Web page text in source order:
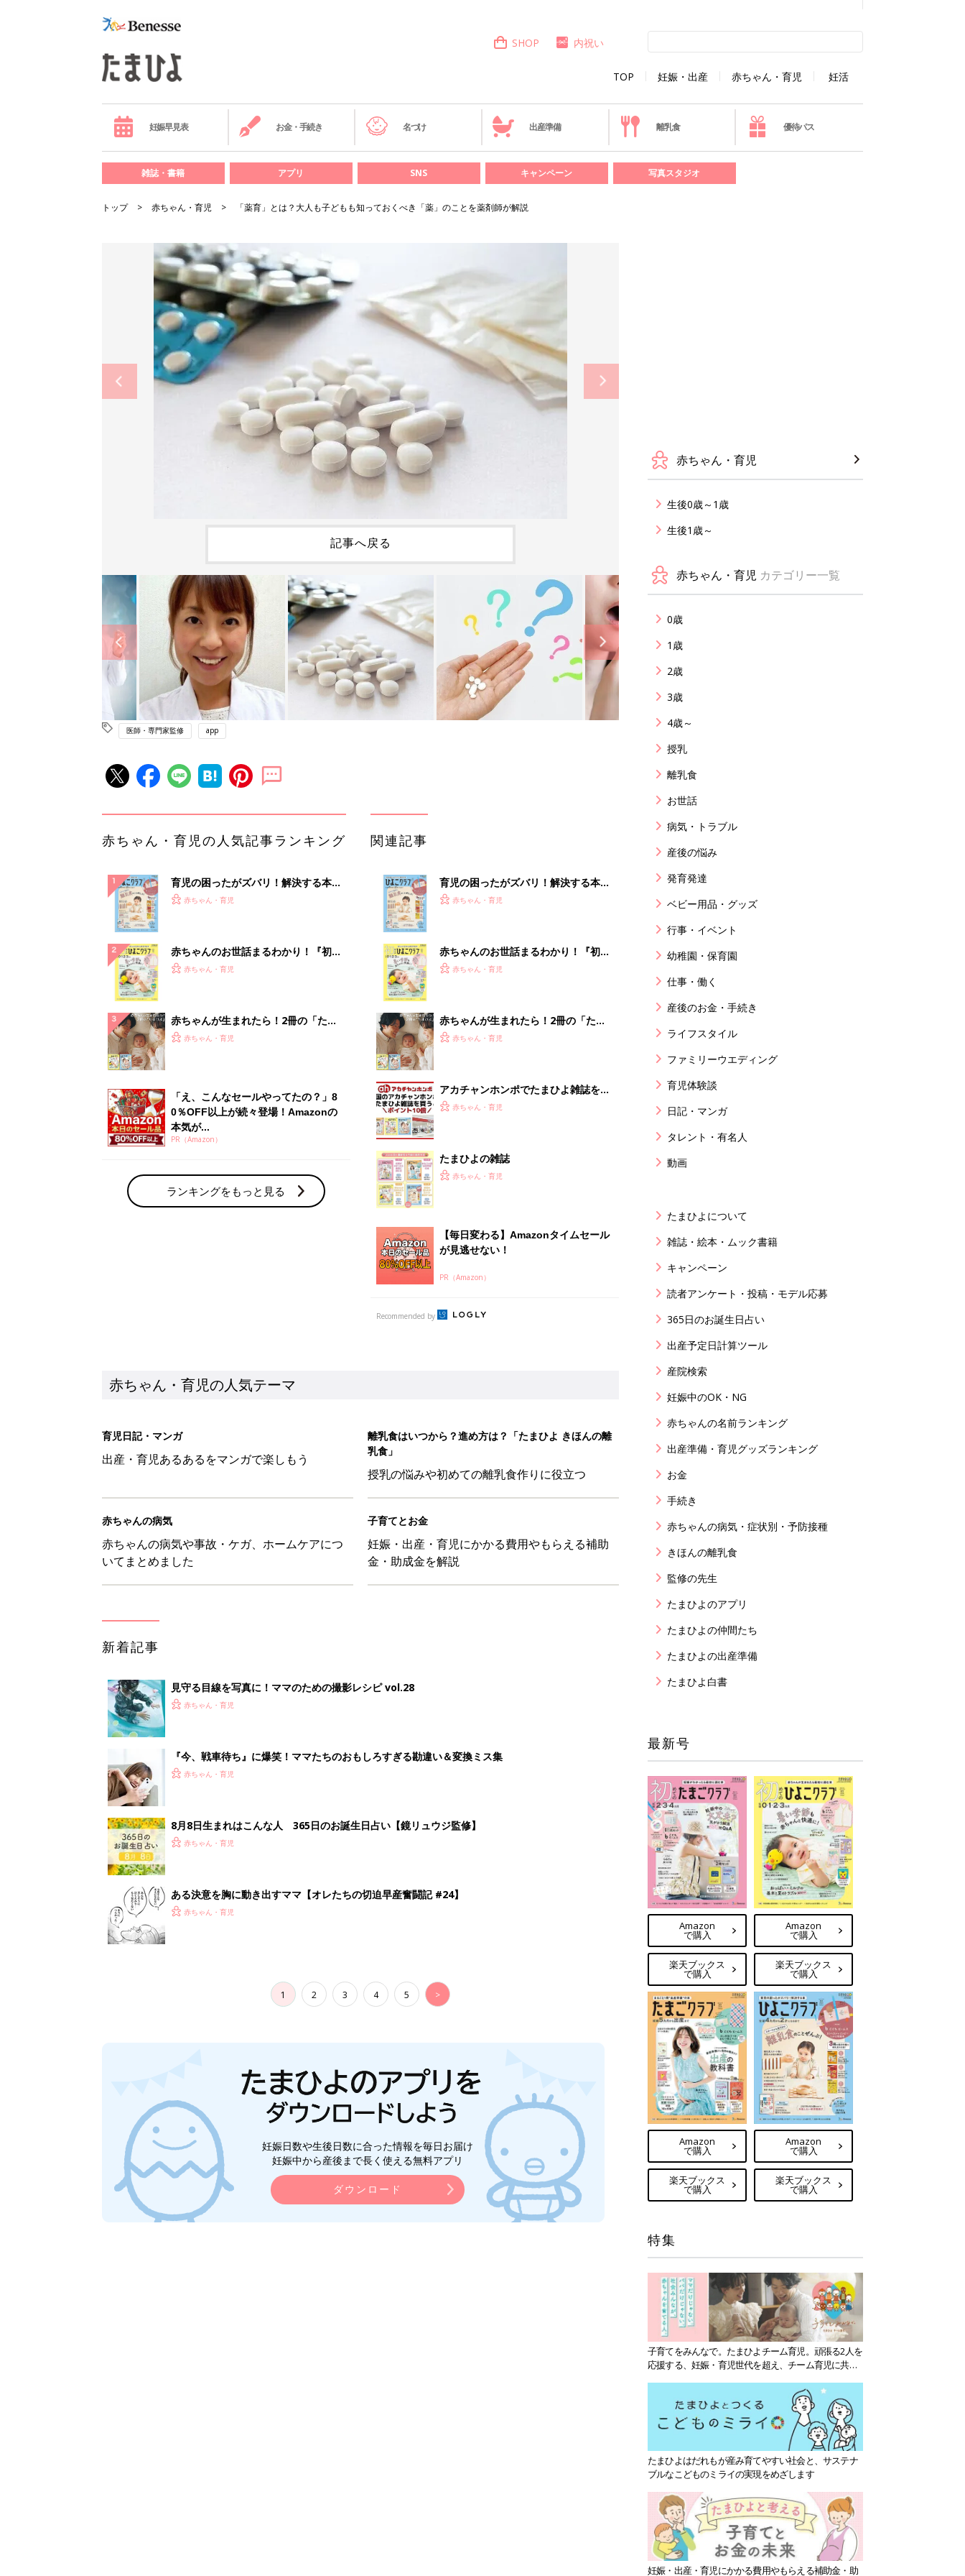
TOP 妊娠・出産 赤ちゃん・育児 妊活
SHOP 内祝い
妊娠早見表 お金・手続き 名づけ 出産準備 離乳食 優待パス
雑誌・書籍 アプリ SNS キャンペーン 写真スタジオ
トップ 赤ちゃん・育児 「薬育」とは？大人も子どもも知っておくべき「薬」のことを薬剤師が解説
記事へ戻る
医師・専門家監修 app
赤ちゃん・育児の人気記事ランキング
育児の困ったがズバリ！解決する本
『ひよこクラブ 秋号』 4カ月～2才
赤ちゃん・育児
赤ちゃんのお世話まるわかり！『初め
てのひよこクラブ 夏号』〈巻頭大特
赤ちゃん・育児
赤ちゃんが生まれたら！2冊の「たま
ひよ」
赤ちゃん・育児
「え、こんなセールやってたの？」8
0％OFF以上が続々登場！Amazonの
本気が...
PR（Amazon）
ランキングをもっと見る
関連記事
育児の困ったがズバリ！解決する本
『ひよこクラブ 秋号』 4カ月～2才
赤ちゃん・育児
赤ちゃんのお世話まるわかり！『初め
てのひよこクラブ 夏号』〈巻頭大特
赤ちゃん・育児
赤ちゃんが生まれたら！2冊の「たま
ひよ」
赤ちゃん・育児
アカチャンホンポでたまひよ雑誌を買
うとポイント10倍【期間限定】
赤ちゃん・育児
たまひよの雑誌
赤ちゃん・育児
【毎日変わる】Amazonタイムセール
が見逃せない！
PR（Amazon）
Recommended by
赤ちゃん・育児の人気テーマ
育児日記・マンガ
出産・育児あるあるをマンガで楽しもう
離乳食はいつから？進め方は？「たまひよ きほんの離
乳食」
授乳の悩みや初めての離乳食作りに役立つ
赤ちゃんの病気
赤ちゃんの病気や事故・ケガ、ホームケアにつ
いてまとめました
子育てとお金
妊娠・出産・育児にかかる費用やもらえる補助
金・助成金を解説
新着記事
見守る目線を写真に！ママのための撮影レシピ vol.28
赤ちゃん・育児
『今、戦車待ち』に爆笑！ママたちのおもしろすぎる勘違い＆変換ミス集
赤ちゃん・育児
8月8日生まれはこんな人 365日のお誕生日占い【鏡リュウジ監修】
赤ちゃん・育児
ある決意を胸に動き出すママ【オレたちの切迫早産奮闘記 #24】
赤ちゃん・育児
1 2 3 4 5 >
妊娠日数や生後日数に合った情報を毎日お届け
妊娠中から産後まで長く使える無料アプリ
ダウンロード
赤ちゃん・育児
生後0歳～1歳
生後1歳～
赤ちゃん・育児 カテゴリー一覧
0歳
1歳
2歳
3歳
4歳～
授乳
離乳食
お世話
病気・トラブル
産後の悩み
発育発達
ベビー用品・グッズ
行事・イベント
幼稚園・保育園
仕事・働く
産後のお金・手続き
ライフスタイル
ファミリーウエディング
育児体験談
日記・マンガ
タレント・有名人
動画
たまひよについて
雑誌・絵本・ムック書籍
キャンペーン
読者アンケート・投稿・モデル応募
365日のお誕生日占い
出産予定日計算ツール
産院検索
妊娠中のOK・NG
赤ちゃんの名前ランキング
出産準備・育児グッズランキング
お金
手続き
赤ちゃんの病気・症状別・予防接種
きほんの離乳食
監修の先生
たまひよのアプリ
たまひよの仲間たち
たまひよの出産準備
たまひよ白書
最新号
Amazon
で購入
楽天ブックス
で購入
Amazon
で購入
楽天ブックス
で購入
Amazon
で購入
楽天ブックス
で購入
Amazon
で購入
楽天ブックス
で購入
特集
子育てをみんなで。たまひよチーム育児。頑張る2人を
応援する、妊娠・育児世代を超え、チーム育児に共感
たまひよはだれもが産み育てやすい社会と、サステナ
ブルなこどものミライの実現をめざします
妊娠・出産・育児にかかる費用やもらえる補助金・助